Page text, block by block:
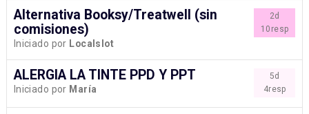
2d
10resp
Alternativa Booksy/Treatwell (sin
comisiones)
Iniciado por Localslot
5d
4resp
ALERGIA LA TINTE PPD Y PPT
Iniciado por María